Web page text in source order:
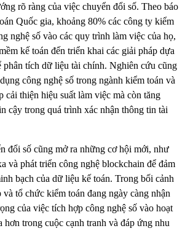
rõ ràng của việc chuyển đổi số. Theo báo
Quốc gia, khoảng 80% các công ty kiểm
nghệ số vào các quy trình làm việc của họ,
kế toán đến triển khai các giải pháp dựa
phân tích dữ liệu tài chính. Nghiên cứu cũng
công nghệ số trong ngành kiểm toán và
cải thiện hiệu suất làm việc mà còn tăng
cậy trong quá trình xác nhận thông tin tài
đổi số cũng mở ra những cơ hội mới, như
và phát triển công nghệ blockchain để đảm
bạch của dữ liệu kế toán. Trong bối cảnh
và tổ chức kiểm toán đang ngày càng nhận
của việc tích hợp công nghệ số vào hoạt
hơn trong cuộc cạnh tranh và đáp ứng nhu